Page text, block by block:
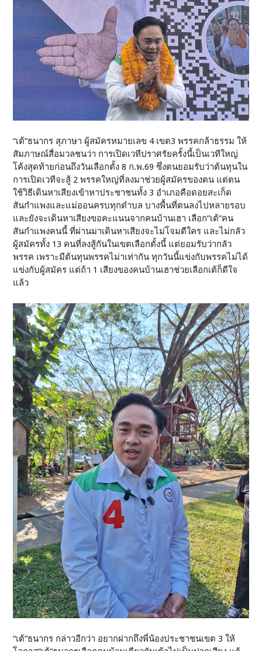
“เต้”ธนากร สุภาษา ผู้สมัครหมายเลข 4 เขต3 พรรคกล้าธรรม ให้
สัมภาษณ์สื่อมวลชนว่า การเปิดเวทีปราศรัยครั้งนี้เป็นเวทีใหญ่
โค้งสุดท้ายก่อนถึงวันเลือกตั้ง 8 ก.พ.69 ซึ่งตนยอมรับว่าต้นทุนใน
การเปิดเวทีจะสู้ 2 พรรคใหญ่ที่ลงมาช่วยผู้สมัครของตน แต่ตน
ใช้วิธีเดินหาเสียงเข้าหาประชาชนทั้ง 3 อำเภอคือดอยสะเก็ด
สันกำแพงและแม่ออนครบทุกตำบล บางพื้นที่ตนลงไปหลายรอบ
และยังจะเดินหาเสียงขอคะแนนจากคนบ้านเฮา เลือก”เต้”คน
สันกำแพงคนนี้ ที่ผ่านมาเดินหาเสียงจะไม่โจมตีใคร และไม่กลัว
ผู้สมัครทั้ง 13 คนที่ลงสู้กันในเขตเลือกตั้งนี้ แต่ยอมรับว่ากลัว
พรรค เพราะมีต้นทุนพรรคไม่าเท่ากัน ทุกวันนี้แข่งกับพรรคไม่ได้
แข่งกับผู้สมัคร แต่ถ้า 1 เสียงของคนบ้านเฮาช่วยเลือกเต้ก็ดีใจ
แล้ว
“เต้”ธนากร กล่าวอีกว่า อยากฝากถึงพี่น้องประชาชนเขต 3 ให้